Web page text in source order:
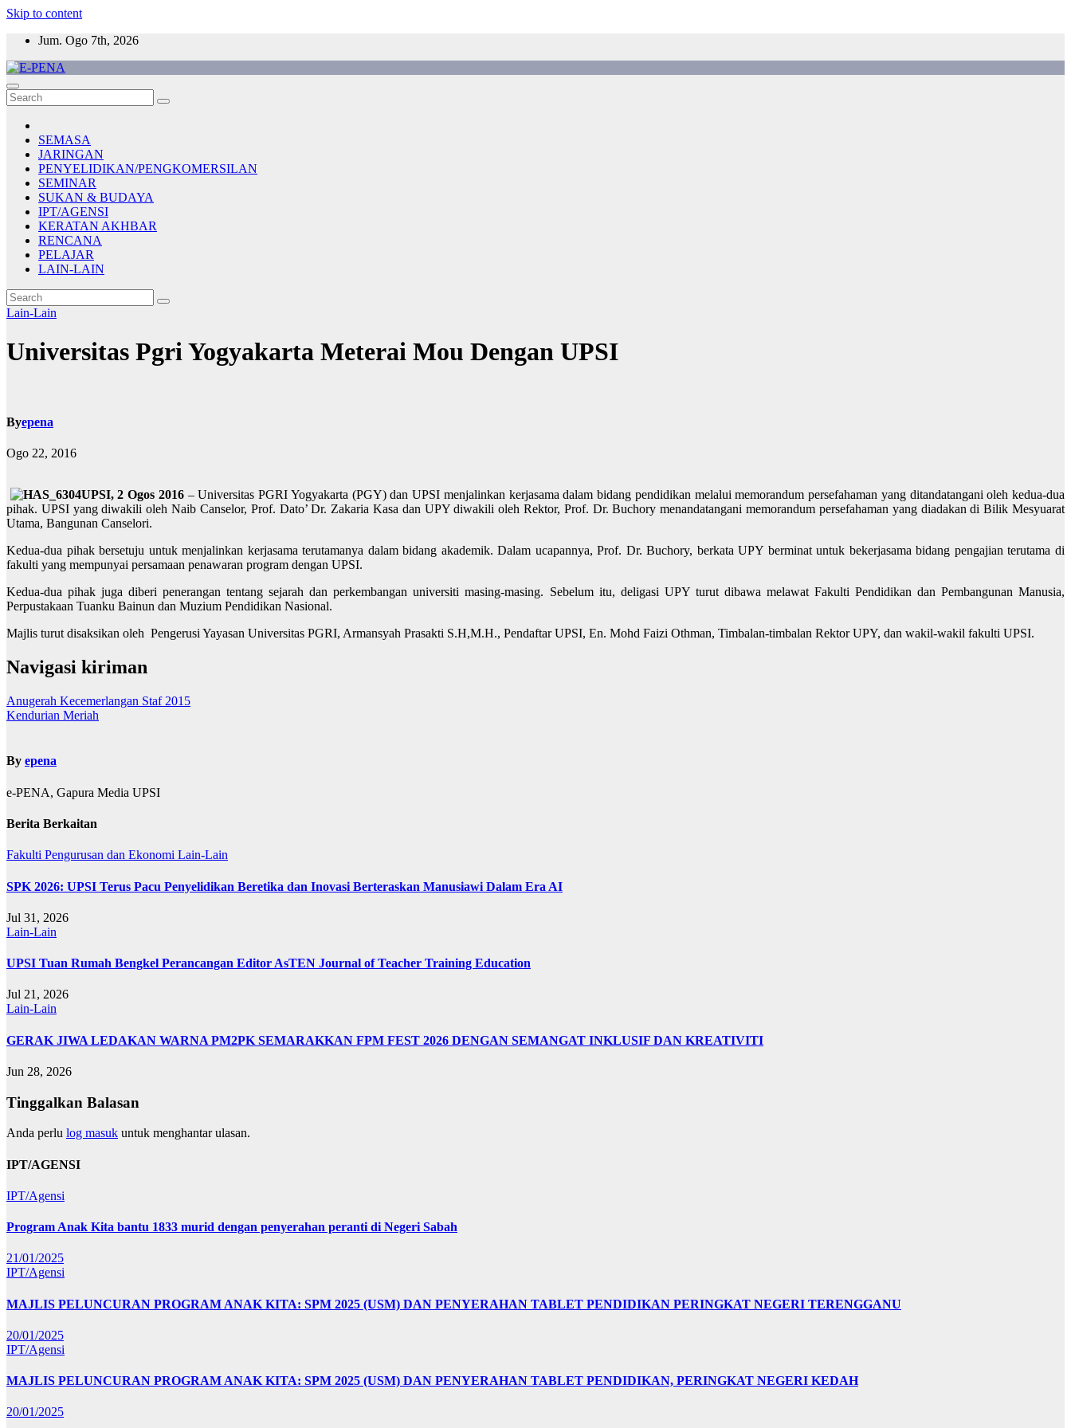
Skip to content
Jum. Ogo 7th, 2026
E-PENA
Berita Digital Terkini
SEMASA
JARINGAN
PENYELIDIKAN/PENGKOMERSILAN
SEMINAR
SUKAN & BUDAYA
IPT/AGENSI
KERATAN AKHBAR
RENCANA
PELAJAR
LAIN-LAIN
Lain-Lain
Universitas Pgri Yogyakarta Meterai Mou Dengan UPSI
Byepena
Ogo 22, 2016
UPSI, 2 Ogos 2016– Universitas PGRI Yogyakarta (PGY) dan UPSI menjalinkan kerjasama dalam bidang pendidikan melalui memorandum persefahaman yang ditandatangani oleh kedua-dua
pihak. UPSI yang diwakili oleh Naib Canselor, Prof. Dato’ Dr. Zakaria Kasa dan UPY diwakili oleh Rektor, Prof. Dr. Buchory menandatangani memorandum persefahaman yang diadakan di Bilik Mesyuarat
Utama, Bangunan Canselori.
Kedua-dua pihak bersetuju untuk menjalinkan kerjasama terutamanya dalam bidang akademik. Dalam ucapannya, Prof. Dr. Buchory, berkata UPY berminat untuk bekerjasama bidang pengajian terutama di
fakulti yang mempunyai persamaan penawaran program dengan UPSI.
Kedua-dua pihak juga diberi penerangan tentang sejarah dan perkembangan universiti masing-masing. Sebelum itu, deligasi UPY turut dibawa melawat Fakulti Pendidikan dan Pembangunan Manusia,
Perpustakaan Tuanku Bainun dan Muzium Pendidikan Nasional.
Majlis turut disaksikan oleh Pengerusi Yayasan Universitas PGRI, Armansyah Prasakti S.H,M.H., Pendaftar UPSI, En. Mohd Faizi Othman, Timbalan-timbalan Rektor UPY, dan wakil-wakil fakulti UPSI.
Navigasi kiriman
Anugerah Kecemerlangan Staf 2015
Kendurian Meriah
By epena
e-PENA, Gapura Media UPSI
Berita Berkaitan
Fakulti Pengurusan dan Ekonomi Lain-Lain
SPK 2026: UPSI Terus Pacu Penyelidikan Beretika dan Inovasi Berteraskan Manusiawi Dalam Era AI
Jul 31, 2026
Lain-Lain
UPSI Tuan Rumah Bengkel Perancangan Editor AsTEN Journal of Teacher Training Education
Jul 21, 2026
Lain-Lain
GERAK JIWA LEDAKAN WARNA PM2PK SEMARAKKAN FPM FEST 2026 DENGAN SEMANGAT INKLUSIF DAN KREATIVITI
Jun 28, 2026
Tinggalkan Balasan
Anda perlu log masuk untuk menghantar ulasan.
IPT/AGENSI
IPT/Agensi
Program Anak Kita bantu 1833 murid dengan penyerahan peranti di Negeri Sabah
21/01/2025
IPT/Agensi
MAJLIS PELUNCURAN PROGRAM ANAK KITA: SPM 2025 (USM) DAN PENYERAHAN TABLET PENDIDIKAN PERINGKAT NEGERI TERENGGANU
20/01/2025
IPT/Agensi
MAJLIS PELUNCURAN PROGRAM ANAK KITA: SPM 2025 (USM) DAN PENYERAHAN TABLET PENDIDIKAN, PERINGKAT NEGERI KEDAH
20/01/2025